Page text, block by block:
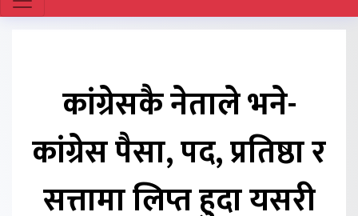
कांग्रेसकै नेताले भने-
कांग्रेस पैसा, पद, प्रतिष्ठा र
सत्तामा लिप्त हुदा यसरी